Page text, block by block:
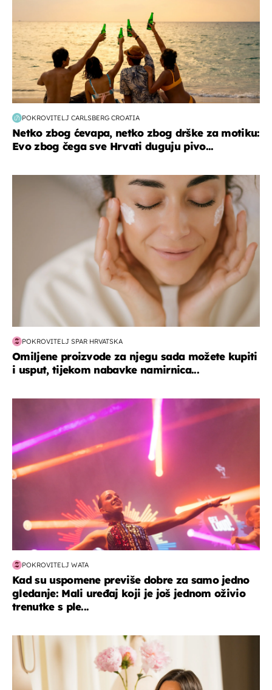
POKROVITELJ CARLSBERG CROATIA
Netko zbog ćevapa, netko zbog drške za motiku:
Evo zbog čega sve Hrvati duguju pivo...
moda & ljepota
POKROVITELJ SPAR HRVATSKA
Omiljene proizvode za njegu sada možete kupiti
i usput, tijekom nabavke namirnica...
POKROVITELJ WATA
Kad su uspomene previše dobre za samo jedno
gledanje: Mali uređaj koji je još jednom oživio
trenutke s ple...
moda & ljepota